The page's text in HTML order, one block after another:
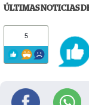
ÚLTIMAS NOTICIAS
5